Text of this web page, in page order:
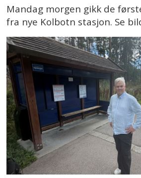
Mandag morgen gikk de
fra nye Kolbotn stasjon. Se